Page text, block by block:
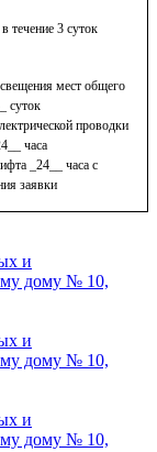
течение 3 суток
мест общего
суток
проводки
часа
_24__ часа с
заявки
и
дому № 10,
и
дому № 10,
и
дому № 10,